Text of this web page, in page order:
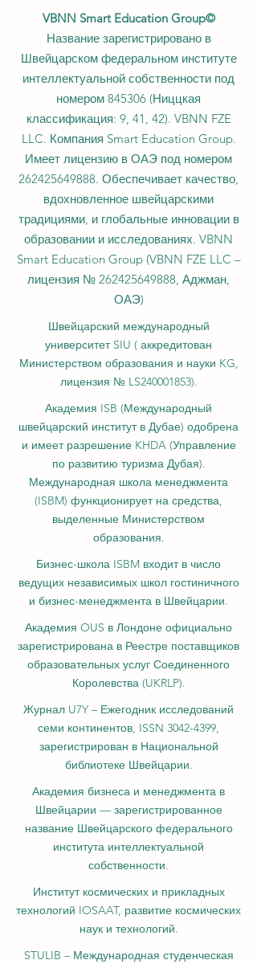
VBNN Smart Education Group©
Название зарегистрировано в
Швейцарском федеральном институте
интеллектуальной собственности под
номером 845306 (Ниццкая
классификация: 9, 41, 42). VBNN FZE
LLC. Компания Smart Education Group.
Имеет лицензию в ОАЭ под номером
262425649888. Обеспечивает качество,
вдохновленное швейцарскими
традициями, и глобальные инновации в
образовании и исследованиях. VBNN
Smart Education Group (VBNN FZE LLC –
лицензия № 262425649888, Аджман,
ОАЭ)
Швейцарский международный
университет SIU ( аккредитован
Министерством образования и науки KG,
лицензия № LS240001853).
Академия ISB (Международный
швейцарский институт в Дубае) одобрена
и имеет разрешение KHDA (Управление
по развитию туризма Дубая).
Международная школа менеджмента
(ISBM) функционирует на средства,
выделенные Министерством
образования.
Бизнес-школа ISBM входит в число
ведущих независимых школ гостиничного
и бизнес-менеджмента в Швейцарии.
Академия OUS в Лондоне официально
зарегистрирована в Реестре поставщиков
образовательных услуг Соединенного
Королевства (UKRLP).
Журнал U7Y – Ежегодник исследований
семи континентов, ISSN 3042-4399,
зарегистрирован в Национальной
библиотеке Швейцарии.
Академия бизнеса и менеджмента в
Швейцарии — зарегистрированное
название Швейцарского федерального
института интеллектуальной
собственности.
Институт космических и прикладных
технологий IOSAAT, развитие космических
наук и технологий.
STULIB – Международная студенческая